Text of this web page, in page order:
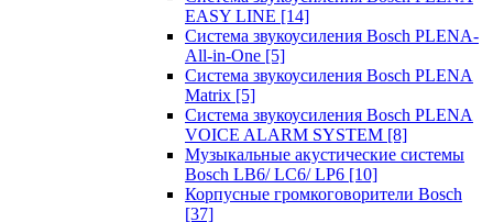
EASY LINE [14]
Система звукоусиления Bosch PLENA-
All-in-One [5]
Система звукоусиления Bosch PLENA
Matrix [5]
Система звукоусиления Bosch PLENA
VOICE ALARM SYSTEM [8]
Музыкальные акустические системы
Bosch LB6/ LC6/ LP6 [10]
Корпусные громкоговорители Bosch
[37]